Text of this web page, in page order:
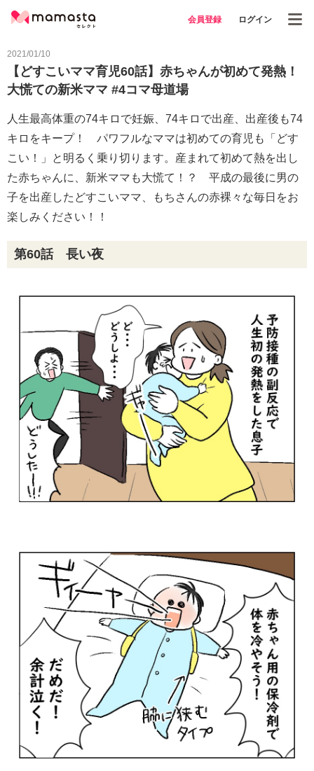
会員登録 ログイン
2021/01/10
【どすこいママ育児60話】赤ちゃんが初めて発熱！
大慌ての新米ママ #4コマ母道場
人生最高体重の74キロで妊娠、74キロで出産、出産後も74
キロをキープ！ パワフルなママは初めての育児も「どす
こい！」と明るく乗り切ります。産まれて初めて熱を出し
た赤ちゃんに、新米ママも大慌て！？ 平成の最後に男の
子を出産したどすこいママ、もちさんの赤裸々な毎日をお
楽しみください！！
第60話 長い夜